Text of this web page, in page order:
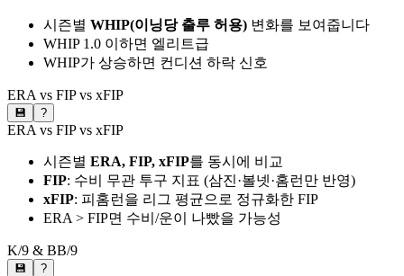
시즌별 WHIP(이닝당 출루 허용) 변화를 보여줍니다
WHIP 1.0 이하면 엘리트급
WHIP가 상승하면 컨디션 하락 신호
ERA vs FIP vs xFIP
💾 ?
ERA vs FIP vs xFIP
시즌별 ERA, FIP, xFIP를 동시에 비교
FIP: 수비 무관 투구 지표 (삼진·볼넷·홈런만 반영)
xFIP: 피홈런을 리그 평균으로 정규화한 FIP
ERA > FIP면 수비/운이 나빴을 가능성
K/9 & BB/9
💾 ?